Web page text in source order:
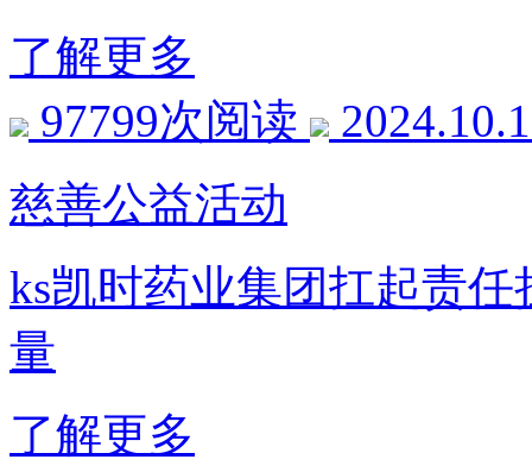
了解更多
97799次阅读
慈善公益活动
ks凯时药业集团扛起责
量
了解更多